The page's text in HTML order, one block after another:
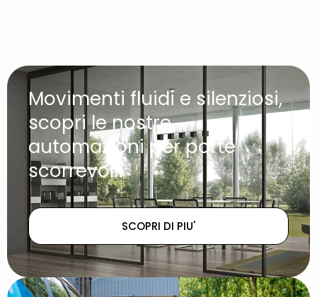
Movimenti fluidi e silenziosi,
scopri le nostre
automazioni per porte
scorrevoli.
SCOPRI DI PIU'